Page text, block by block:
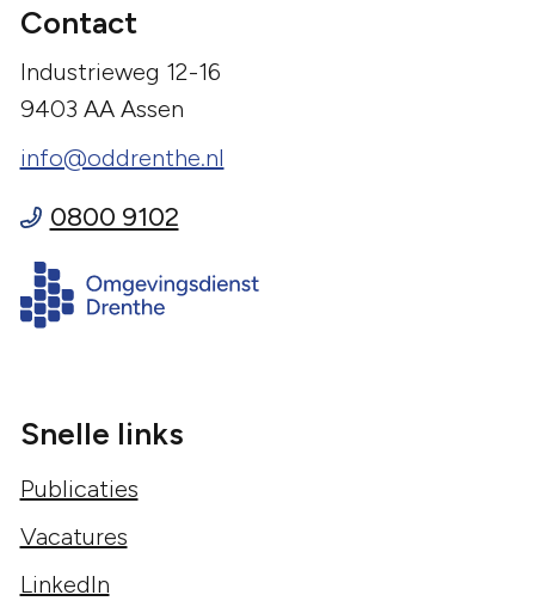
Contact
Industrieweg 12-16
9403 AA Assen
info@oddrenthe.nl
0800 9102
Snelle links
Publicaties
Vacatures
LinkedIn